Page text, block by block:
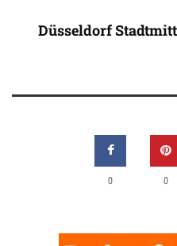
Düsseldorf
0 0